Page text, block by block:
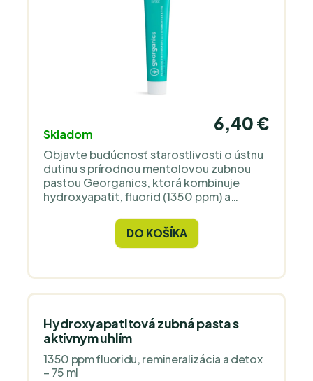
Skladom
6,40 €
Objavte budúcnosť starostlivosti o ústnu
dutinu s prírodnou mentolovou zubnou
pastou Georganics, ktorá kombinuje
hydroxyapatit, fluorid (1350 ppm) a
pred zubným kazom. Vďaka osviežujúcej
mätovej chuti a udržateľnému baleniu si
zamilujete každé čistenie zubov.
DO KOŠÍKA
Hydroxyapatitová zubná pasta s
aktívnym uhlím
1350 ppm fluoridu, remineralizácia a detox
– 75 ml